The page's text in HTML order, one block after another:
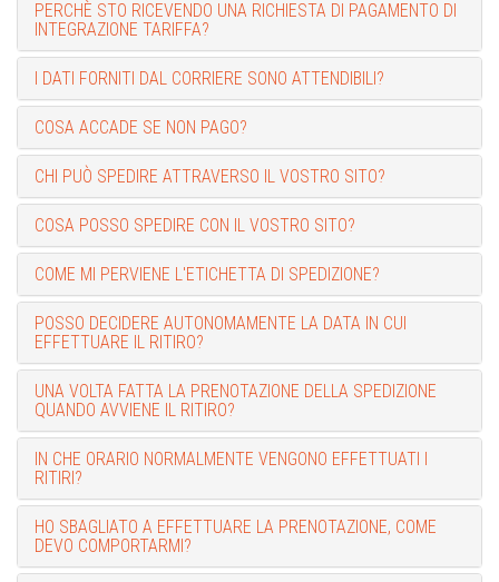
PERCHÈ STO RICEVENDO UNA RICHIESTA DI PAGAMENTO DI
INTEGRAZIONE TARIFFA?
I DATI FORNITI DAL CORRIERE SONO ATTENDIBILI?
COSA ACCADE SE NON PAGO?
CHI PUÒ SPEDIRE ATTRAVERSO IL VOSTRO SITO?
COSA POSSO SPEDIRE CON IL VOSTRO SITO?
COME MI PERVIENE L'ETICHETTA DI SPEDIZIONE?
POSSO DECIDERE AUTONOMAMENTE LA DATA IN CUI
EFFETTUARE IL RITIRO?
UNA VOLTA FATTA LA PRENOTAZIONE DELLA SPEDIZIONE
QUANDO AVVIENE IL RITIRO?
IN CHE ORARIO NORMALMENTE VENGONO EFFETTUATI I
RITIRI?
HO SBAGLIATO A EFFETTUARE LA PRENOTAZIONE, COME
DEVO COMPORTARMI?